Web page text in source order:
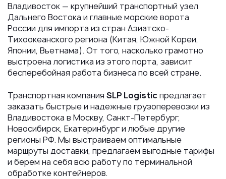
Владивосток — крупнейший транспортный узел
Дальнего Востока и главные морские ворота
России для импорта из стран Азиатско-
Тихоокеанского региона (Китая, Южной Кореи,
Японии, Вьетнама). От того, насколько грамотно
выстроена логистика из этого порта, зависит
бесперебойная работа бизнеса по всей стране.
Транспортная компания SLP Logistic предлагает
заказать быстрые и надежные грузоперевозки из
Владивостока в Москву, Санкт-Петербург,
Новосибирск, Екатеринбург и любые другие
регионы РФ. Мы выстраиваем оптимальные
маршруты доставки, предлагаем выгодные тарифы
и берем на себя всю работу по терминальной
обработке контейнеров.